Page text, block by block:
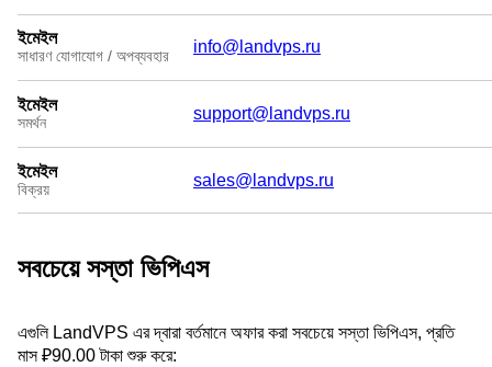
ইমেইল
সাধারণ যোগাযোগ / অপব্যবহার
info@landvps.ru
ইমেইল
সমর্থন
support@landvps.ru
ইমেইল
বিক্রয়
sales@landvps.ru
সবচেয়ে সস্তা ভিপিএস
এগুলি LandVPS এর দ্বারা বর্তমানে অফার করা সবচেয়ে সস্তা ভিপিএস, প্রতি
মাস ₽90.00 টাকা শুরু করে: